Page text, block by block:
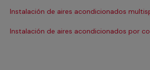
Instalación de aires acondicionados
Instalación de aires acondicionados por